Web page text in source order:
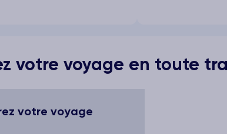
votre voyage en toute
votre voyage